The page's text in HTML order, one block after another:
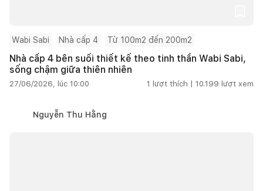
Wabi Sabi Nhà cấp 4 Từ 100m2 đến 200m2
Nhà cấp 4 bên suối thiết kế theo tinh thần Wabi Sabi,
sống chậm giữa thiên nhiên
27/06/2026, lúc 10:00 1 lượt thích | 10.199 lượt xem
Nguyễn Thu Hằng